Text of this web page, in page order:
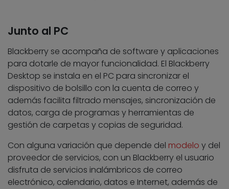
Junto al PC
Blackberry se acompaña de software y aplicaciones
para dotarle de mayor funcionalidad. El Blackberry
Desktop se instala en el PC para sincronizar el
dispositivo de bolsillo con la cuenta de correo y
además facilita filtrado mensajes, sincronización de
datos, carga de programas y herramientas de
gestión de carpetas y copias de seguridad.
Con alguna variación que depende del modelo y del
proveedor de servicios, con un Blackberry el usuario
disfruta de servicios inalámbricos de correo
electrónico, calendario, datos e Internet, además de